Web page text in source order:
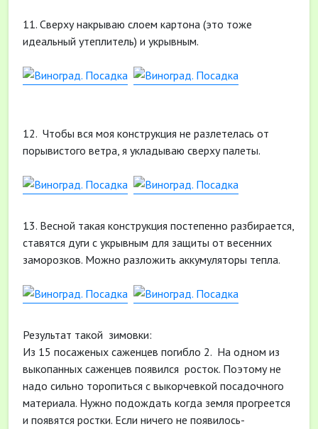
11. Сверху накрываю слоем картона (это тоже
идеальный утеплитель) и укрывным.
12. Чтобы вся моя конструкция не разлетелась от
порывистого ветра, я укладываю сверху палеты.
13. Весной такая конструкция постепенно разбирается,
ставятся дуги с укрывным для защиты от весенних
заморозков. Можно разложить аккумуляторы тепла.
Результат такой зимовки:
Из 15 посаженых саженцев погибло 2. На одном из
выкопанных саженцев появился росток. Поэтому не
надо сильно торопиться с выкорчевкой посадочного
материала. Нужно подождать когда земля прогреется
и появятся ростки. Если ничего не появилось-